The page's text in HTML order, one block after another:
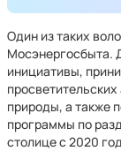
Один из таких
Мосэнергосбыта.
инициативы,
природы, а также
программы по
столице с 2020